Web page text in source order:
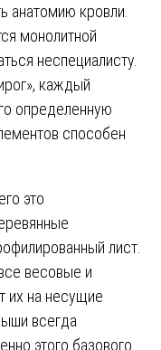
анатомию кровли.
монолитной
неспециалисту.
каждый
определенную
способен
это
лист.
весовые и
их на несущие
всегда
этого базового